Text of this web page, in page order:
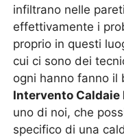
infiltrano nelle
effettivamente i
proprio in questi
cui ci sono dei
ogni hanno fanno il
Intervento Caldaie
uno di noi, che
specifico di una